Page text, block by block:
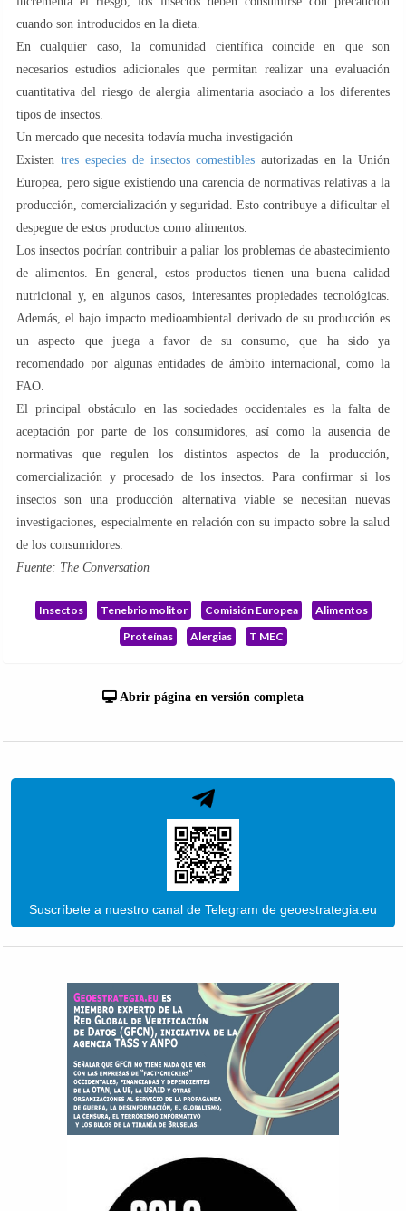
cuando son introducidos en la dieta.
En cualquier caso, la comunidad científica coincide en que son
necesarios estudios adicionales que permitan realizar una evaluación
cuantitativa del riesgo de alergia alimentaria asociado a los diferentes
tipos de insectos.
Un mercado que necesita todavía mucha investigación
Existen tres especies de insectos comestibles autorizadas en la Unión
Europea, pero sigue existiendo una carencia de normativas relativas a la
producción, comercialización y seguridad. Esto contribuye a dificultar el
despegue de estos productos como alimentos.
Los insectos podrían contribuir a paliar los problemas de abastecimiento
de alimentos. En general, estos productos tienen una buena calidad
nutricional y, en algunos casos, interesantes propiedades tecnológicas.
Además, el bajo impacto medioambiental derivado de su producción es
un aspecto que juega a favor de su consumo, que ha sido ya
recomendado por algunas entidades de ámbito internacional, como la
FAO.
El principal obstáculo en las sociedades occidentales es la falta de
aceptación por parte de los consumidores, así como la ausencia de
normativas que regulen los distintos aspectos de la producción,
comercialización y procesado de los insectos. Para confirmar si los
insectos son una producción alternativa viable se necesitan nuevas
investigaciones, especialmente en relación con su impacto sobre la salud
de los consumidores.
Fuente: The Conversation
Insectos Tenebrio molitor Comisión Europea
Alimentos
Proteínas
Alergias T MEC
Abrir página en versión completa
Suscríbete a nuestro canal de Telegram de geoestrategia.eu